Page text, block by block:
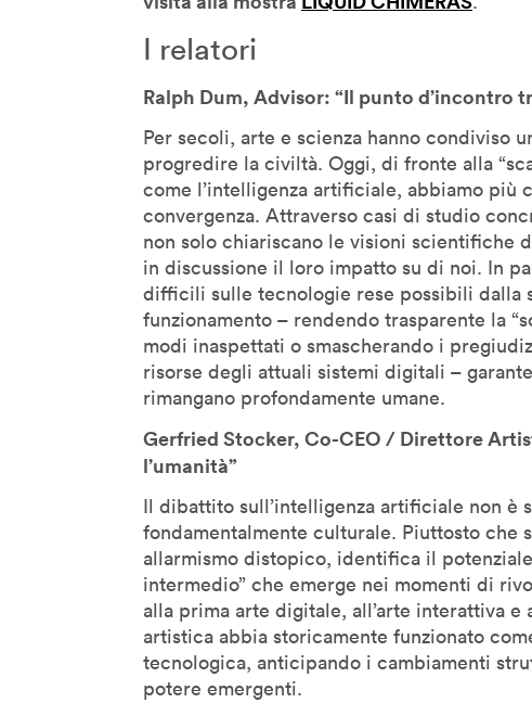
Honor Harger
Jack Horner
Jamie Metzl
Jane McGonigal
Jaron Lanier
Jeff Gomez
Jeffrey Schnapp
Jeffrey Shaw
John Lasseter
John Maeda
John Thackara
John Tolva
Jonathan Woetzel
Kaiser Kuo
Karan Singh
Keiichi Matsuda
Kenya Hara
Kevin B. Lee
I relatori
Ralph Dum, Advisor: “Il punto d’incontro
Per secoli, arte e scienza hanno condiviso
progredire la civiltà. Oggi, di fronte alla
come l’intelligenza artificiale, abbiamo più
convergenza. Attraverso casi di studio
non solo chiariscano le visioni scientifiche
in discussione il loro impatto su di noi. In
difficili sulle tecnologie rese possibili dalla
funzionamento – rendendo trasparente la
modi inaspettati o smascherando i
risorse degli attuali sistemi digitali –
rimangano profondamente umane.
Gerfried Stocker, Co-CEO / Direttore
l’umanità”
Il dibattito sull’intelligenza artificiale non è
fondamentalmente culturale. Piuttosto che
allarmismo distopico, identifica il
intermedio” che emerge nei momenti di
alla prima arte digitale, all’arte interattiva
artistica abbia storicamente funzionato
tecnologica, anticipando i cambiamenti
potere emergenti.